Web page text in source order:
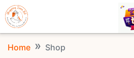
Home Shop